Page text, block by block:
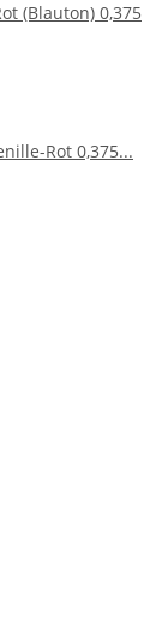
(Blauton) 0,375